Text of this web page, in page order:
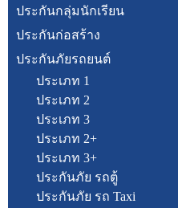
ประกันกลุ่มนักเรียน
ประกันก่อสร้าง
ประกันภัยรถยนต์
ประเภท 1
ประเภท 2
ประเภท 3
ประเภท 2+
ประเภท 3+
ประกันภัย รถตู้
ประกันภัย รถ Taxi